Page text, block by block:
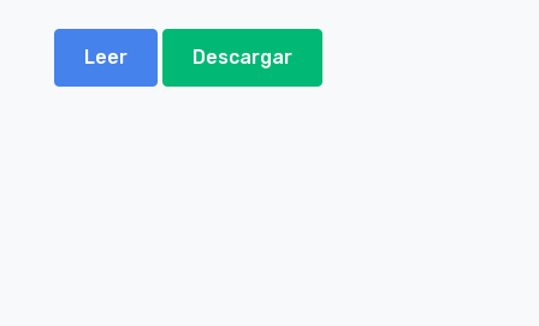
Leer Descargar